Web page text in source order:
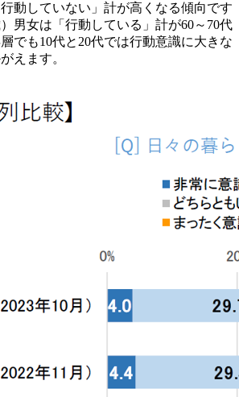
動していない」計が高くなる傾向です
男女は「行動している」計が60～70代
でも10代と20代では行動意識に大きな
えます。